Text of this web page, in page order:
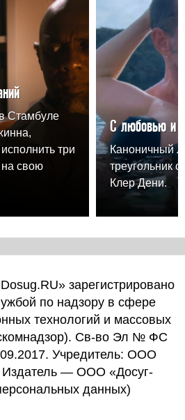
Стамбуле
три
свою
С любовью и
Каноничный
треугольник
Клер Дени.
зарегистрировано
по надзору в сфере
технологий и массовых
Св-во Эл № ФС
Учредитель: ООО
Издатель — ООО «Досуг-
данных)